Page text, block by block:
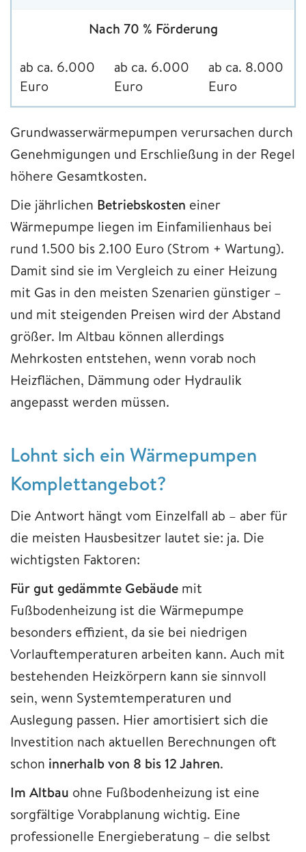
Nach 70 % Förderung
ab ca. 6.000
Euro
ab ca. 6.000
Euro
ab ca. 8.000
Euro
Grundwasserwärmepumpen verursachen durch
Genehmigungen und Erschließung in der Regel
höhere Gesamtkosten.
Die jährlichen Betriebskosten einer
Wärmepumpe liegen im Einfamilienhaus bei
rund 1.500 bis 2.100 Euro (Strom + Wartung).
Damit sind sie im Vergleich zu einer Heizung
mit Gas in den meisten Szenarien günstiger –
und mit steigenden Preisen wird der Abstand
größer. Im Altbau können allerdings
Mehrkosten entstehen, wenn vorab noch
Heizflächen, Dämmung oder Hydraulik
angepasst werden müssen.
Lohnt sich ein Wärmepumpen
Komplettangebot?
Die Antwort hängt vom Einzelfall ab – aber für
die meisten Hausbesitzer lautet sie: ja. Die
wichtigsten Faktoren:
Für gut gedämmte Gebäude mit
Fußbodenheizung ist die Wärmepumpe
besonders effizient, da sie bei niedrigen
Vorlauftemperaturen arbeiten kann. Auch mit
bestehenden Heizkörpern kann sie sinnvoll
sein, wenn Systemtemperaturen und
Auslegung passen. Hier amortisiert sich die
Investition nach aktuellen Berechnungen oft
schon innerhalb von 8 bis 12 Jahren.
Im Altbau ohne Fußbodenheizung ist eine
sorgfältige Vorabplanung wichtig. Eine
professionelle Energieberatung – die selbst